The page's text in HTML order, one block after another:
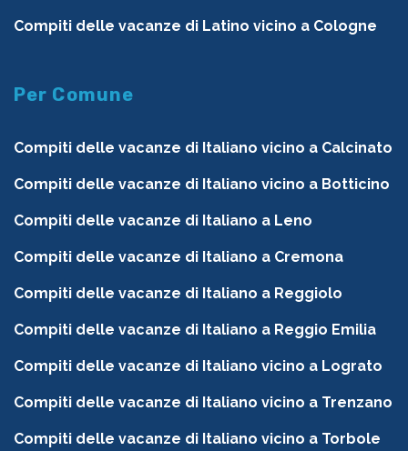
Compiti delle vacanze di Latino vicino a Cologne
Per Comune
Compiti delle vacanze di Italiano vicino a Calcinato
Compiti delle vacanze di Italiano vicino a Botticino
Compiti delle vacanze di Italiano a Leno
Compiti delle vacanze di Italiano a Cremona
Compiti delle vacanze di Italiano a Reggiolo
Compiti delle vacanze di Italiano a Reggio Emilia
Compiti delle vacanze di Italiano vicino a Lograto
Compiti delle vacanze di Italiano vicino a Trenzano
Compiti delle vacanze di Italiano vicino a Torbole